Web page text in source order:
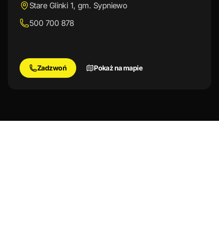
Stare Glinki 1, gm. Sypniewo
500 700 878
Zadzwoń Pokaż na mapie